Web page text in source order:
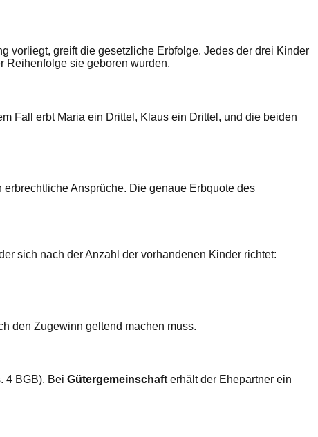
vorliegt, greift die gesetzliche Erbfolge. Jedes der drei Kinder
Reihenfolge sie geboren wurden.
Fall erbt Maria ein Drittel, Klaus ein Drittel, und die beiden
Ansprüche. Die genaue Erbquote des
sich nach der Anzahl der vorhandenen Kinder richtet:
den Zugewinn geltend machen muss.
4 BGB). Bei Gütergemeinschaft erhält der Ehepartner ein